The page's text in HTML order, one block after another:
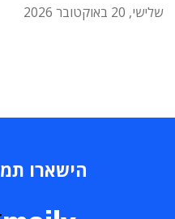
שלישי, 20 באוקטובר 2026
הישארו